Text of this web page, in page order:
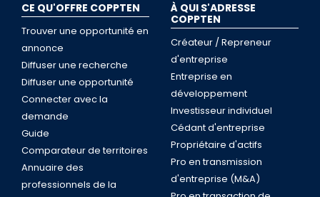
CE QU'OFFRE COPPTEN
Trouver une opportunité en
annonce
Diffuser une recherche
Diffuser une opportunité
Connecter avec la
demande
Guide
Comparateur de territoires
Annuaire des
professionnels de la
À QUI S'ADRESSE
COPPTEN
Créateur / Repreneur
d'entreprise
Entreprise en
développement
Investisseur individuel
Cédant d'entreprise
Propriétaire d'actifs
Pro en transmission
d'entreprise (M&A)